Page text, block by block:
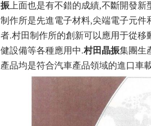
振上面也是有不錯的成績,不斷開發
制作所是先進電子材料,尖端電子元
者.村田制作所的創新可以應用于從
健設備等各種應用中.村田晶振集團生
產品均是符合汽車產品領域的進口車